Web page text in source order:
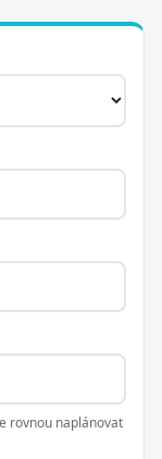
rovnou naplánovat